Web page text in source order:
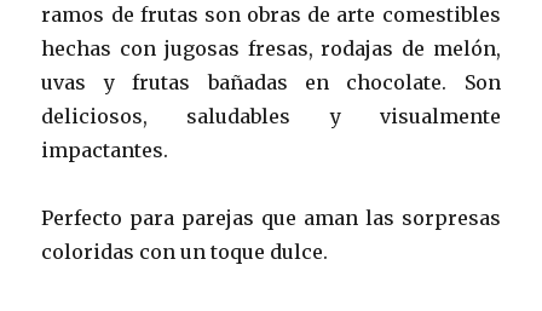
ramos de frutas son obras de arte comestibles
hechas con jugosas fresas, rodajas de melón,
uvas y frutas bañadas en chocolate. Son
deliciosos, saludables y visualmente
impactantes.
Perfecto para parejas que aman las sorpresas
coloridas con un toque dulce.